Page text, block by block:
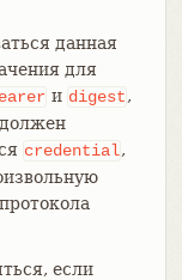
данная
для
и digest,
credential,
если